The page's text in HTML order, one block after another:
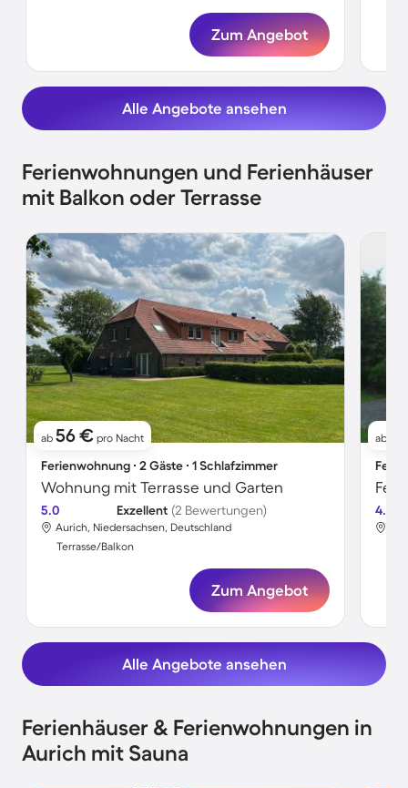
Zum Angebot
Alle Angebote ansehen
Ferienwohnungen und Ferienhäuser
mit Balkon oder Terrasse
ab 56 € pro Nacht
Ferienwohnung ∙ 2 Gäste ∙ 1 Schlafzimmer
Wohnung mit Terrasse und Garten
5.0 Exzellent (2 Bewertungen)
Aurich, Niedersachsen, Deutschland
Terrasse/Balkon
Zum Angebot
ab
4.5
Alle Angebote ansehen
Ferienhäuser & Ferienwohnungen in
Aurich mit Sauna